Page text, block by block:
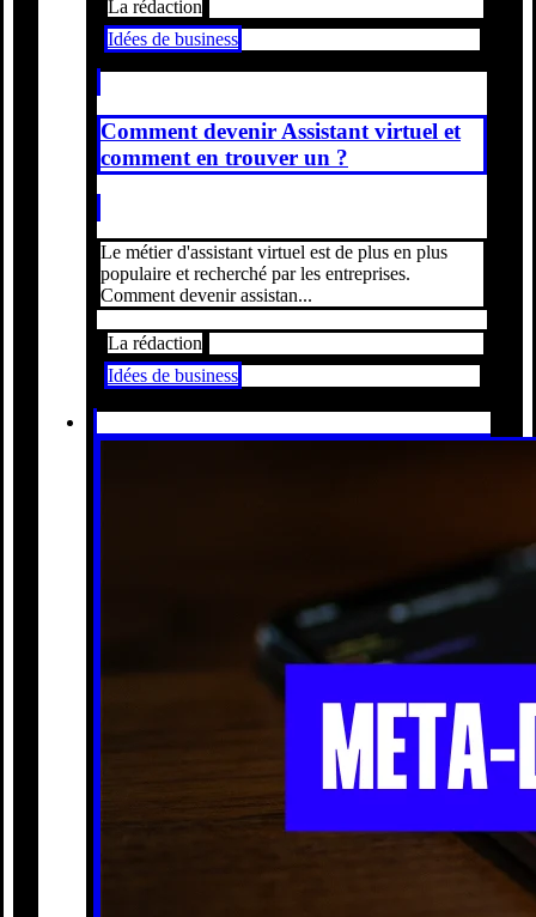
La rédaction
Idées de business
Comment devenir Assistant virtuel et
comment en trouver un ?
Le métier d'assistant virtuel est de plus en plus
populaire et recherché par les entreprises.
Comment devenir assistan...
La rédaction
Idées de business